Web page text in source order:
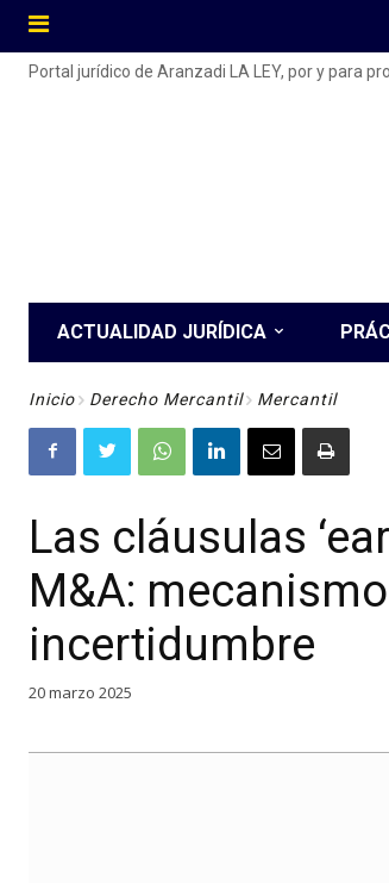
Portal jurídico de Aranzadi LA LEY, por y para
ACTUALIDAD JURÍDICA
Inicio Derecho Mercantil Mercantil
Las cláusulas
M&A:
incertidumbre
20 marzo 2025